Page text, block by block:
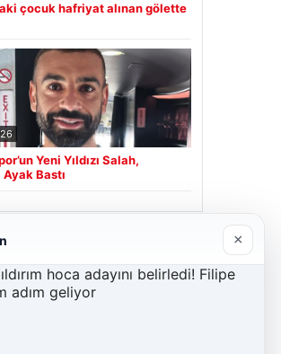
çocuk hafriyat alınan gölette
Yeni Yıldızı Salah,
Ayak Bastı
Firmalar ×